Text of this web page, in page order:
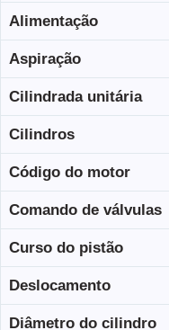
Alimentação
Aspiração
Cilindrada unitária
Cilindros
Código do motor
Comando de válvulas
Curso do pistão
Deslocamento
Diâmetro do cilindro